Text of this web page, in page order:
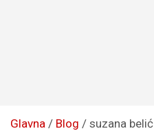
Glavna Blog suzana belić